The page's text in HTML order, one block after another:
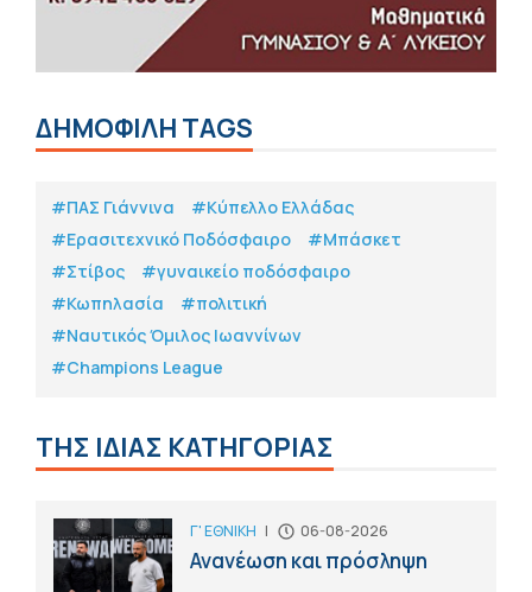
ΔΗΜΟΦΙΛΗ TAGS
#ΠΑΣ Γιάννινα
#Κύπελλο Ελλάδας
#Eρασιτεχνικό Ποδόσφαιρο
#Μπάσκετ
#Στίβος
#γυναικείο ποδόσφαιρο
#Κωπηλασία
#πολιτική
#Ναυτικός Όμιλος Ιωαννίνων
#Champions League
ΤΗΣ ΙΔΙΑΣ ΚΑΤΗΓΟΡΙΑΣ
Γ' ΕΘΝΙΚΗ | 06-08-2026
Ανανέωση και πρόσληψη